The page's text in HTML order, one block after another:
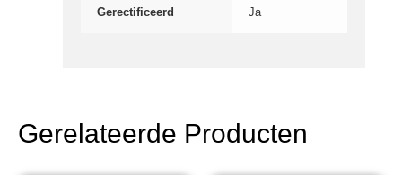
Gerectificeerd Ja
Gerelateerde Producten